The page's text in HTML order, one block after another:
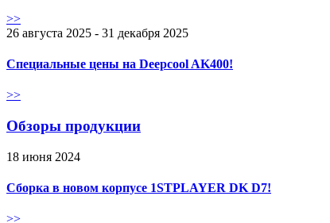
>>
26 августа 2025 - 31 декабря 2025
Специальные цены на Deepcool AK400!
>>
Обзоры продукции
18 июня 2024
Сборка в новом корпусе 1STPLAYER DK D7!
>>